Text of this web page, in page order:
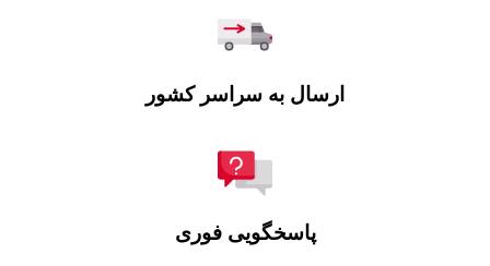
ارسال به سراسر کشور
پاسخگویی فوری